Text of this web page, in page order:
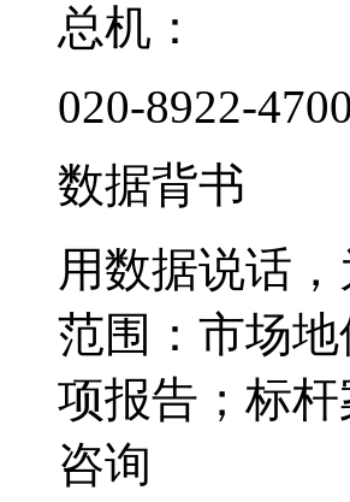
总机：
020-8922-4700
数据背书
用数据说话
范围：市场
项报告；标
咨询